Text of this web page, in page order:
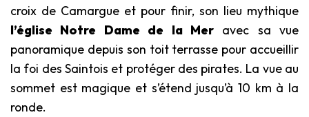
croix de Camargue et pour finir, son lieu mythique
l’église Notre Dame de la Meravec sa vue
panoramique depuis son toit terrasse pour accueillir
la foi des Saintois et protéger des pirates. La vue au
sommet est magique et s’étend jusqu’à 10 km à la
ronde.